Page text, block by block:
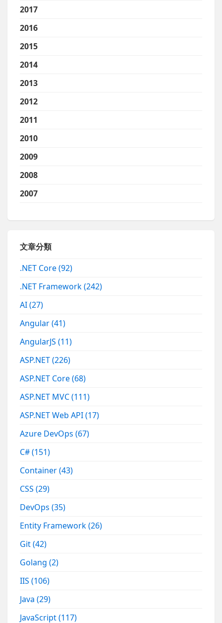
2017
2016
2015
2014
2013
2012
2011
2010
2009
2008
2007
文章分類
.NET Core(92)
.NET Framework(242)
AI(27)
Angular(41)
AngularJS(11)
ASP.NET(226)
ASP.NET Core(68)
ASP.NET MVC(111)
ASP.NET Web API(17)
Azure DevOps(67)
C#(151)
Container(43)
CSS(29)
DevOps(35)
Entity Framework(26)
Git(42)
Golang(2)
IIS(106)
Java(29)
JavaScript(117)